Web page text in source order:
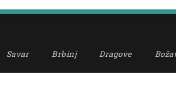
Savar Brbinj Dragove